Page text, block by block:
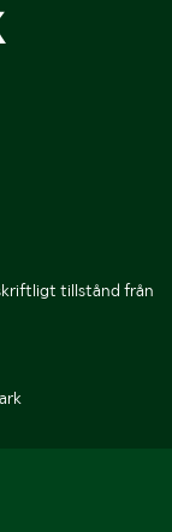
tillstånd från